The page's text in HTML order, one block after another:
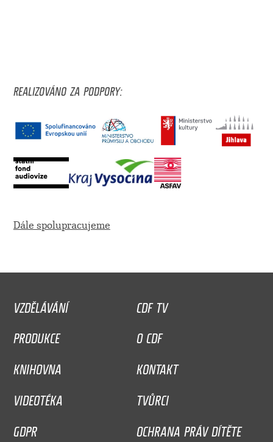
REALIZOVÁNO ZA PODPORY:
Dále spolupracujeme
VZDĚLÁVÁNÍ
CDF TV
PRODUKCE
O CDF
KNIHOVNA
KONTAKT
VIDEOTÉKA
TVŮRCI
GDPR
OCHRANA PRÁV DÍTĚTE